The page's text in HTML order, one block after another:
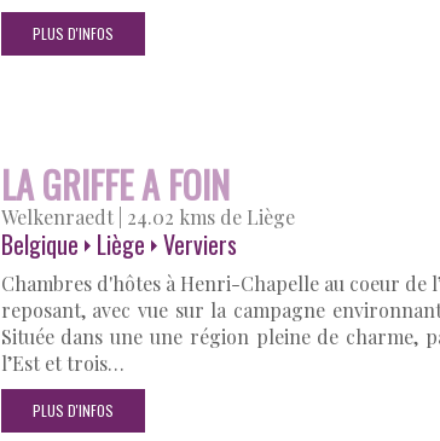
PLUS D'INFOS
LA GRIFFE A FOIN
Welkenraedt 24.02 kms de Liège
Belgique Liège Verviers
Chambres d'hôtes à Henri-Chapelle au coeur de
reposant, avec vue sur la campagne
Située dans une une région pleine de charme,
l’Est et trois…
PLUS D'INFOS